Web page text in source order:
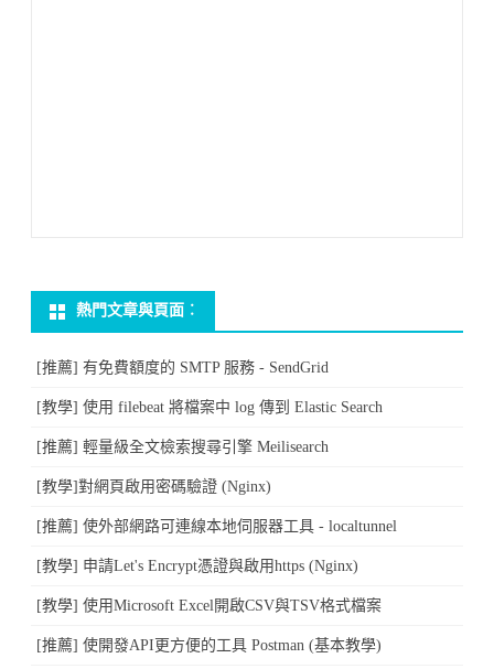
熱門文章與頁面︰
[推薦] 有免費額度的 SMTP 服務 - SendGrid
[教學] 使用 filebeat 將檔案中 log 傳到 Elastic Search
[推薦] 輕量級全文檢索搜尋引擎 Meilisearch
[教學]對網頁啟用密碼驗證 (Nginx)
[推薦] 使外部網路可連線本地伺服器工具 - localtunnel
[教學] 申請Let's Encrypt憑證與啟用https (Nginx)
[教學] 使用Microsoft Excel開啟CSV與TSV格式檔案
[推薦] 使開發API更方便的工具 Postman (基本教學)